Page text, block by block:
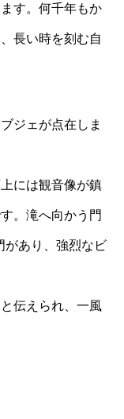
す。何千年もか
長い時を刻む自
ジェが点在しま
には観音像が鎮
。滝へ向かう門
があり、強烈なビ
伝えられ、一風